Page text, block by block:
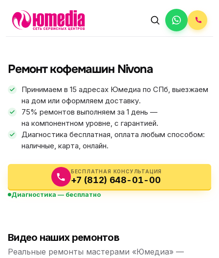
Ремонт кофемашин Nivona
Принимаем в 15 адресах Юмедиа по СПб, выезжаем
на дом или оформляем доставку.
75% ремонтов выполняем за 1 день —
на компонентном уровне, с гарантией.
Диагностика бесплатная, оплата любым способом:
наличные, карта, онлайн.
БЕСПЛАТНАЯ КОНСУЛЬТАЦИЯ
+7 (812) 648-01-00
Диагностика — бесплатно
ФИКС ЦЕНА
АВТОРИЗОВАННЫЙ СЕРВИС
Видео наших ремонтов
Реальные ремонты мастерами «Юмедиа» —